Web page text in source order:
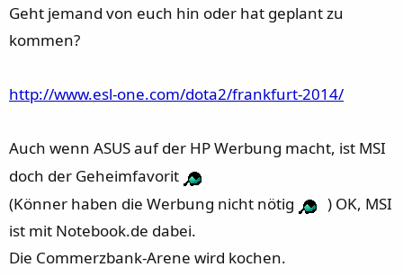
Geht jemand von euch hin oder hat geplant zu
kommen?
http://www.esl-one.com/dota2/frankfurt-2014/
Auch wenn ASUS auf der HP Werbung macht, ist MSI
doch der Geheimfavorit
(Könner haben die Werbung nicht nötig
) OK, MSI
ist mit Notebook.de dabei.
Die Commerzbank-Arene wird kochen.